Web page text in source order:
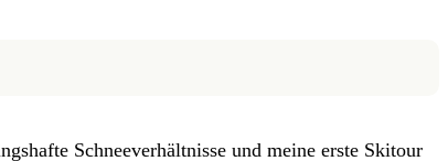
Schneeverhältnisse und meine erste Skitour